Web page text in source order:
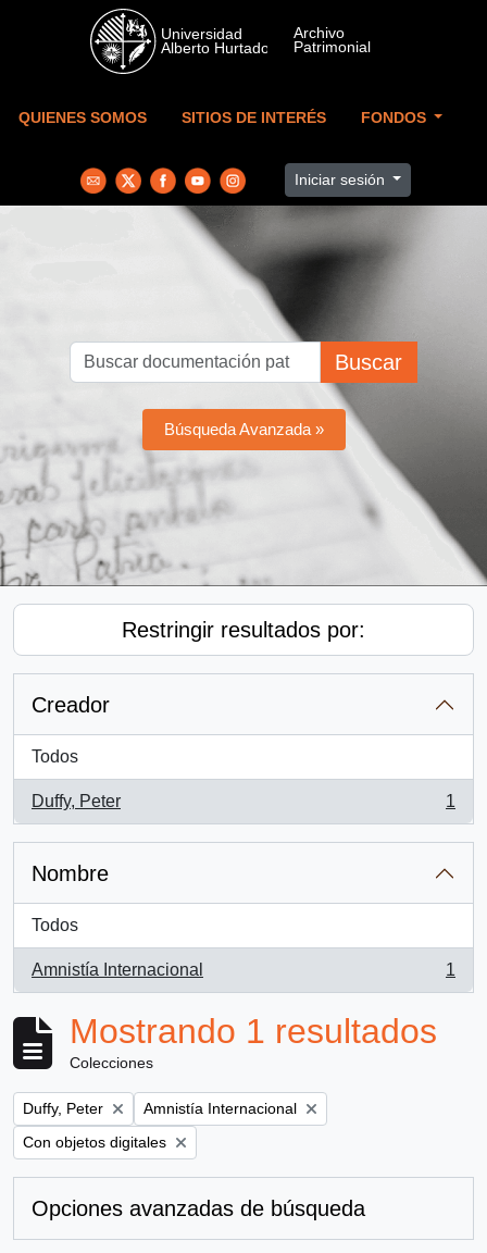
Skip to main content
QUIENES SOMOS SITIOS DE INTERÉS FONDOS
Iniciar sesión
Buscar
Búsqueda Avanzada »
Restringir resultados por:
Creador
Todos
Duffy, Peter
, 1 resultados
1
Nombre
Todos
Amnistía Internacional
, 1 resultados
1
Mostrando 1 resultados
Colecciones
Remove filter:
Duffy, Peter Remove filter:
Amnistía Internacional
Remove filter:
Con objetos digitales
Opciones avanzadas de búsqueda